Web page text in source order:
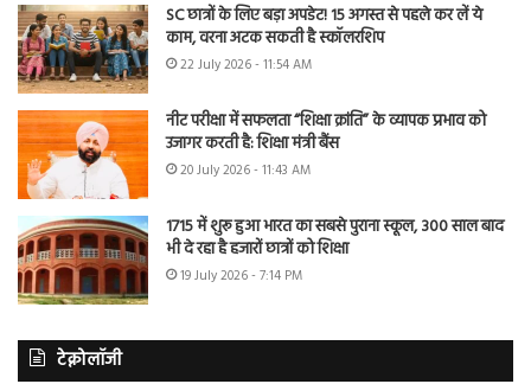
SC छात्रों के लिए बड़ा अपडेट! 15 अगस्त से पहले कर लें ये
काम, वरना अटक सकती है स्कॉलरशिप
22 July 2026 - 11:54 AM
नीट परीक्षा में सफलता “शिक्षा क्रांति” के व्यापक प्रभाव को
उजागर करती है: शिक्षा मंत्री बैंस
20 July 2026 - 11:43 AM
1715 में शुरू हुआ भारत का सबसे पुराना स्कूल, 300 साल बाद
भी दे रहा है हजारों छात्रों को शिक्षा
19 July 2026 - 7:14 PM
टेक्नोलॉजी